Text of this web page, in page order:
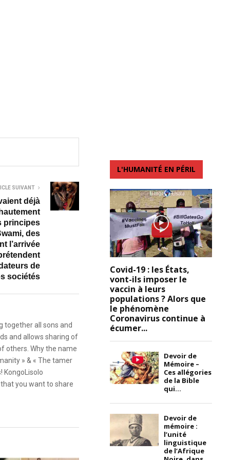
SUIVANT
déjà
principes
des
l’arrivée
de
sociétés
together all sons and
and allows sharing of
others. Why the name
» & « The tamer
KongoLisolo
that you want to share
L'HUMANITÉ EN PÉRIL
Covid-19 : les États,
vont-ils imposer le
vaccin à leurs
populations ? Alors que
le phénomène
Coronavirus continue à
écumer...
Devoir de
Mémoire –
Ces allégories
de la Bible
qui...
Devoir de
mémoire :
l’unité
linguistique
de l’Afrique